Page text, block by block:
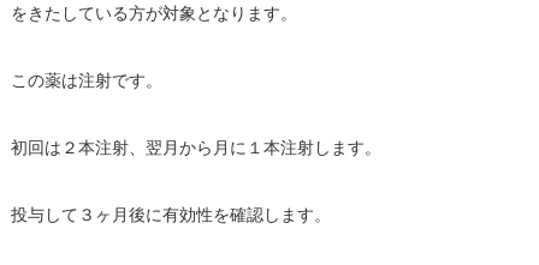
をきたしている方が対象となります。
この薬は注射です。
初回は２本注射、翌月から月に１本注射します。
投与して３ヶ月後に有効性を確認します。